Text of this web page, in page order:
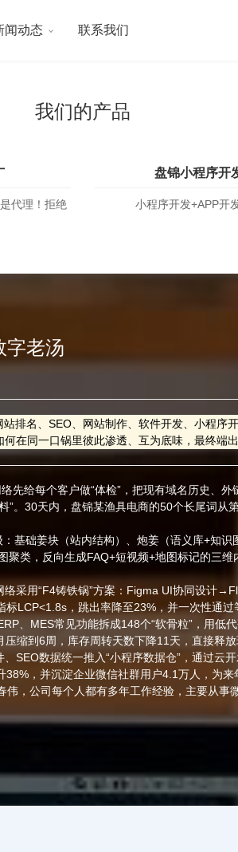
闻动态 联系我们
我们的产品
代理！拒绝
盘锦小程序开
小程序开发+APP开
字老汤
排名、SEO、网站制作、软件开发、小程
在同一口锅里彼此渗透、互为底味，最终端
先给每个客户做“体检”，把现有域名历史、
。30天内，盘锦某渔具电商的50个长尾词
：基础姜块（站内结构）、炮姜（语义库+知
类，反向生成FAQ+短视频+地图标记的三
络采用“F4铸铁锅”方案：Figma UI协同设
LCP<1.8s，跳出率降至23%，并一次性通过
、MES常见功能拆成148个“软骨粒”，用低
缩到6周，库存周转天数下降11天，直接释放
SEO数据统一推入“小程序数据仓”，通过云
，并沉淀企业微信社群用户4.1万人，为
，公司每个人都有多年工作经验，主要从